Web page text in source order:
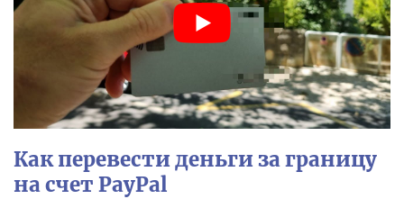
Как перевести деньги за границу
на счет PayPal